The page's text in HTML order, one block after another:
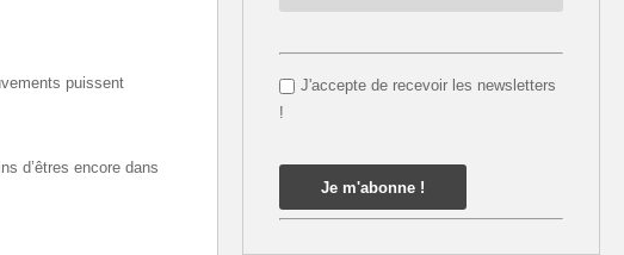
puissent
d’êtres encore dans
J'accepte de recevoir les newsletters
!